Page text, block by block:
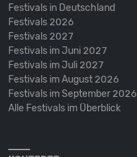
Festivals in Deutschland
Festivals 2026
Festivals 2027
Festivals im Juni 2027
Festivals im Juli 2027
Festivals im August 2026
Festivals im September 2026
Alle Festivals im Überblick